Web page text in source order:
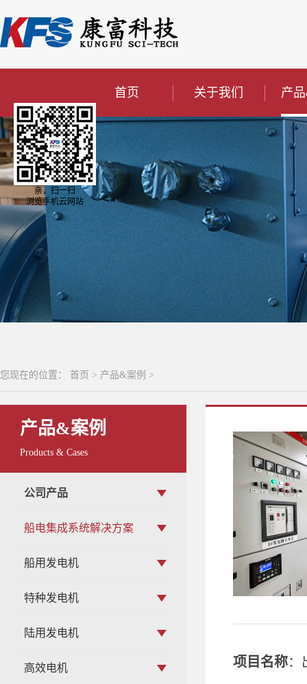
首页 关于我们 产
产品&案例
Products & Cases
公司产品
船电集成系统解决方案
船用发电机
特种发电机
陆用发电机
高效电机
您现在的位置： 首页 > 产品&案例 >
项目名称：
亲，扫一扫
浏览手机云网站